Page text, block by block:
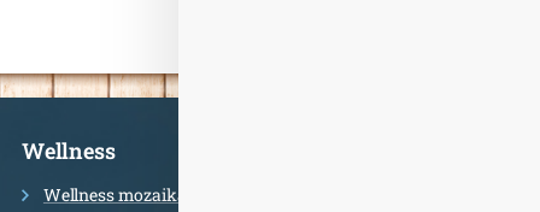
Informace
Wellness
Wellness mozaika